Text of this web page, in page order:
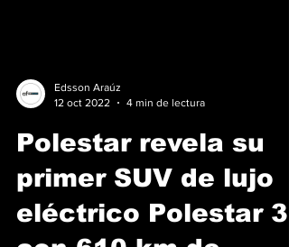
Edsson Araúz
12 oct 2022
4 min de lectura
Polestar revela su
primer SUV de lujo